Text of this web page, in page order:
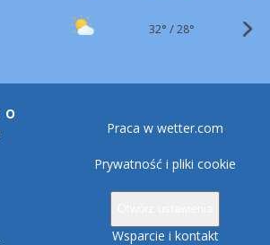
32° /28°
o
Praca w wetter.com
Prywatność i pliki cookie
Wsparcie i kontakt